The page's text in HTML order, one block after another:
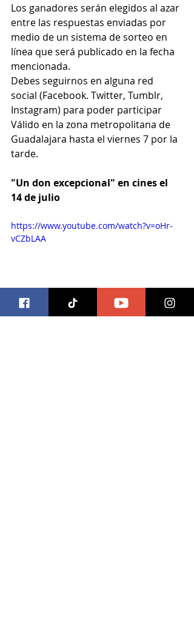
Los ganadores serán elegidos al azar
entre las respuestas enviadas por
medio de un sistema de sorteo en
línea que será publicado en la fecha
mencionada.
Debes seguirnos en alguna red
social (Facebook. Twitter, Tumblr,
Instagram) para poder participar
Válido en la zona metropolitana de
Guadalajara hasta el viernes 7 por la
tarde.
"Un don excepcional" en cines el
14 de julio
https://www.youtube.com/watch?v=oHr-
vCZbLAA